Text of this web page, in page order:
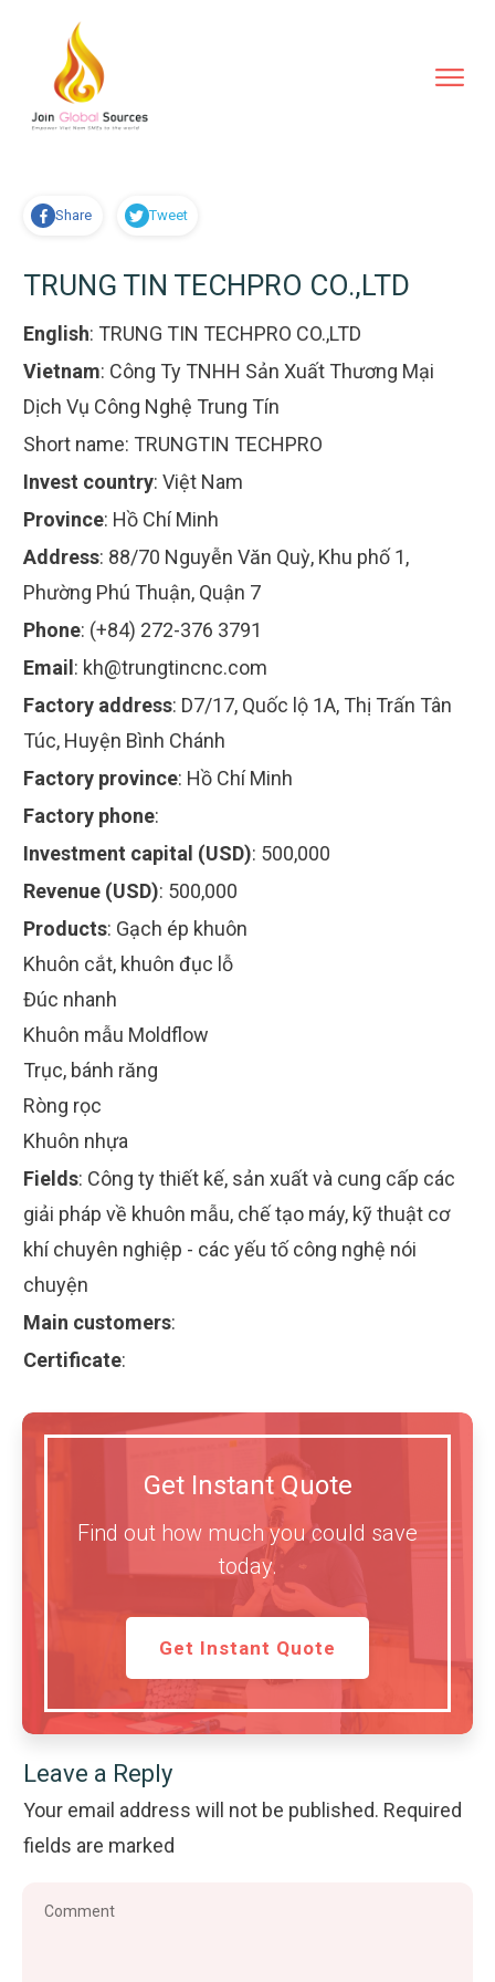
Share Tweet
TRUNG TIN TECHPRO CO.,LTD
English: TRUNG TIN TECHPRO CO.,LTD
Vietnam: Công Ty TNHH Sản Xuất Thương Mại
Dịch Vụ Công Nghệ Trung Tín
Short name: TRUNGTIN TECHPRO
Invest country: Việt Nam
Province: Hồ Chí Minh
Address: 88/70 Nguyễn Văn Quỳ, Khu phố 1,
Phường Phú Thuận, Quận 7
Phone: (+84) 272-376 3791
Email : kh@trungtincnc.com
Factory address: D7/17, Quốc lộ 1A, Thị Trấn Tân
Túc, Huyện Bình Chánh
Factory province: Hồ Chí Minh
Factory phone:
Investment capital (USD): 500,000
Revenue (USD): 500,000
Products: Gạch ép khuôn
Khuôn cắt, khuôn đục lỗ
Đúc nhanh
Khuôn mẫu Moldflow
Trục, bánh răng
Ròng rọc
Khuôn nhựa
Fields: Công ty thiết kế, sản xuất và cung cấp các
giải pháp về khuôn mẫu, chế tạo máy, kỹ thuật cơ
khí chuyên nghiệp - các yếu tố công nghệ nói
chuyện
Main customers:
Certificate:
Get Instant Quote
Find out how much you could save
today.
Get Instant Quote
Leave a Reply
Your email address will not be published. Required
fields are marked